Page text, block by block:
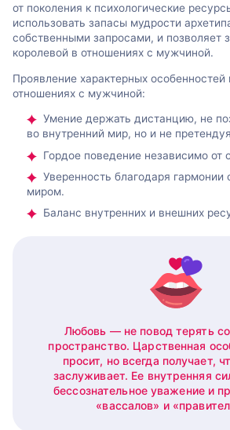
от поколения к психологические
использовать запасы мудрости
собственными запросами, и позволяет
королевой в отношениях с мужчиной.
Проявление характерных
отношениях с мужчиной:
Умение держать дистанцию, не
во внутренний мир, но и не
Гордое поведение независимо от
Уверенность благодаря гармонии
миром.
Баланс внутренних и внешних
Любовь — не повод терять
пространство. Царственная
просит, но всегда получает,
заслуживает. Ее внутренняя
бессознательное уважение и
«вассалов» и